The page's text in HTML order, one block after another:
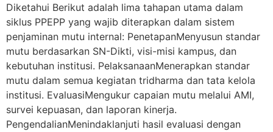
Diketahui Berikut adalah lima tahapan utama dalam
siklus PPEPP yang wajib diterapkan dalam sistem
penjaminan mutu internal: PenetapanMenyusun standar
mutu berdasarkan SN-Dikti, visi-misi kampus, dan
kebutuhan institusi. PelaksanaanMenerapkan standar
mutu dalam semua kegiatan tridharma dan tata kelola
institusi. EvaluasiMengukur capaian mutu melalui AMI,
survei kepuasan, dan laporan kinerja.
PengendalianMenindaklanjuti hasil evaluasi dengan